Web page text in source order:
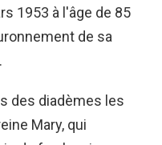
1953 à l'âge de 85
de sa
des diadèmes les
Mary, qui